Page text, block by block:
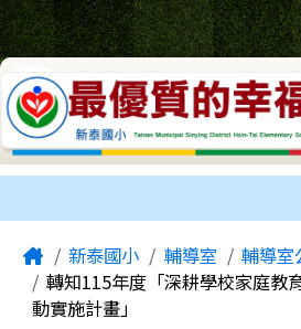
跳至主內容區
臺南市新泰國小網站
導覽列
Home新泰國小 輔導室
輔導室
轉知115年度「深耕學校家庭教
動實施計畫」